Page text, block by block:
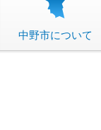
中野市について